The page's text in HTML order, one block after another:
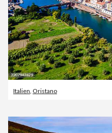
Italien Oristano